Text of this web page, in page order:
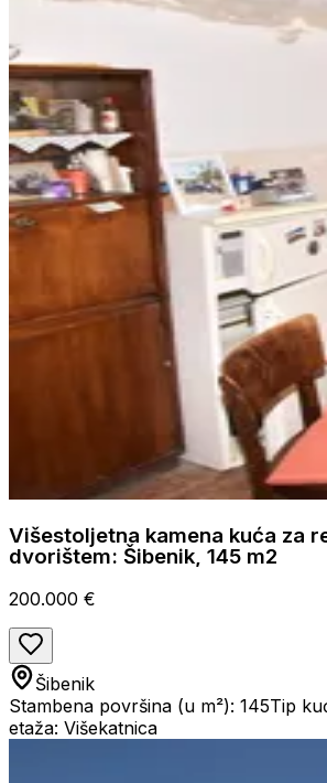
Višestoljetna kamena kuća za
dvorištem: Šibenik, 145 m2
200.000 €
Šibenik
Stambena površina (u m²): 145Tip
etaža: Višekatnica